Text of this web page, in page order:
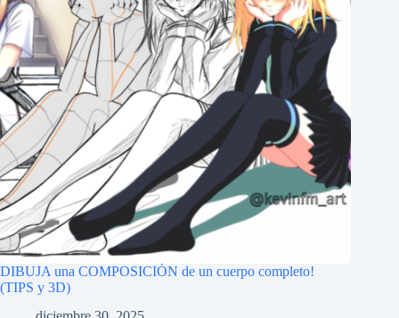
DIBUJA una COMPOSICIÓN de un cuerpo completo!
(TIPS y 3D)